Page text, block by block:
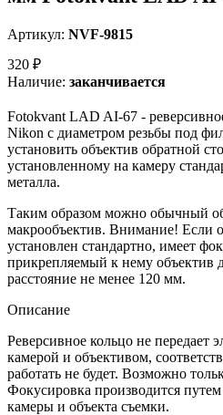
Артикул: NVF-9815
320 ₽
Наличие: заканчивается
Fotokvant LAD AI-67 -
Nikon с диаметром резьбы под
установить объектив обратной
установленному на камеру
металла.
Таким образом можно обычный
макрообъектив. Внимание! Если
установлен стандартно, имеет
прикрепляемый к нему объектив
расстояние не менее 120 мм.
Описание
Реверсивное кольцо не
камерой и объективом,
работать не будет. Возможно
Фокусировка производится
камеры и объекта съемки.